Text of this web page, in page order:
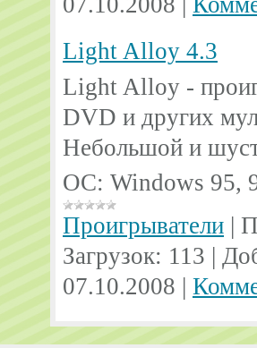
Light Alloy 4.3
Light Alloy -
DVD и других
Небольшой и
ОС: Windows 95,
Проигрыватели |
Загрузок: 113 |
07.10.2008 |